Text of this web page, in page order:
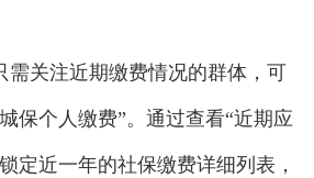
关注近期缴费情况的群体，可
保个人缴费”。通过查看“近期应
定近一年的社保缴费详细列表，